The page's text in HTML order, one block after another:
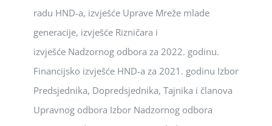
radu HND-a, izvješće Uprave Mreže mlade
generacije, izvješće Rizničara i
izvješće Nadzornog odbora za 2022. godinu.
Financijsko izvješće HND-a za 2021. godinu Izbor
Predsjednika, Dopredsjednika, Tajnika i članova
Upravnog odbora Izbor Nadzornog odbora